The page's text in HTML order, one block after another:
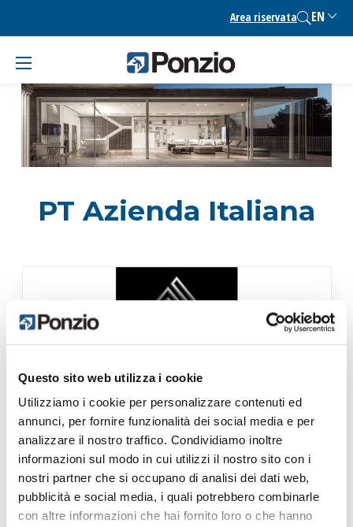
Questo sito web utilizza i cookie
Utilizziamo i cookie per personalizzare contenuti ed
annunci, per fornire funzionalità dei social media e per
analizzare il nostro traffico. Condividiamo inoltre
informazioni sul modo in cui utilizzi il nostro sito con i
nostri partner che si occupano di analisi dei dati web,
pubblicità e social media, i quali potrebbero combinarle
con altre informazioni che hai fornito loro o che hanno
content
Area riservata EN
PT Azienda Italiana
Ruko Bizlink Blok R1, 1 - Sukamulya, Cikupa, Kabupaten
Tangeran
+ 0813 10134053
pt.azienda.italiana@gmail.com